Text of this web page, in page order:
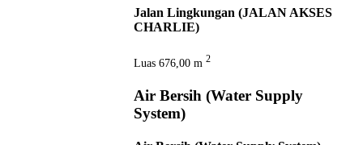
Jalan Lingkungan (JALAN AKSES
CHARLIE)
Luas 676,00 m 2
Air Bersih (Water Supply
System)